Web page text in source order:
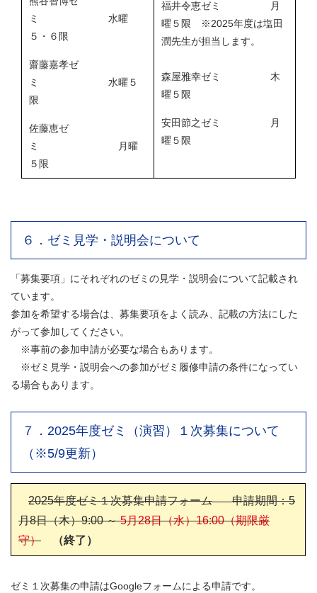
ミ 水曜
５・６限
齋藤嘉孝ゼ
ミ 水曜５
限
佐藤恵ゼ
ミ 月曜
５限
福井令恵ゼミ 月
曜５限 ※2025年度は塩田
潤先生が担当します。
森屋雅幸ゼミ 木
曜５限
安田節之ゼミ 月
曜５限
６．ゼミ見学・説明会について
「募集要項」にそれぞれのゼミの見学・説明会について記載され
ています。
参加を希望する場合は、募集要項をよく読み、記載の方法にした
がって参加してください。
※事前の参加申請が必要な場合もあります。
※ゼミ見学・説明会への参加がゼミ履修申請の条件になってい
る場合もあります。
７．2025年度ゼミ（演習）１次募集について
（※5/9更新）
2025年度ゼミ１次募集申請フォーム
申請期間：5
月8日（木）9:00 ～5月28日（水）16:00（期限厳
守）
（終了）
ゼミ１次募集の申請はGoogleフォームによる申請です。